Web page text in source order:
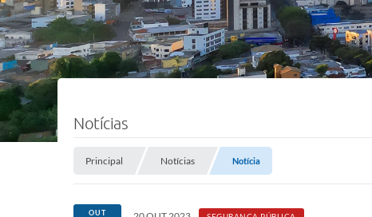
Notícias
Principal Notícias Notícia
OUT